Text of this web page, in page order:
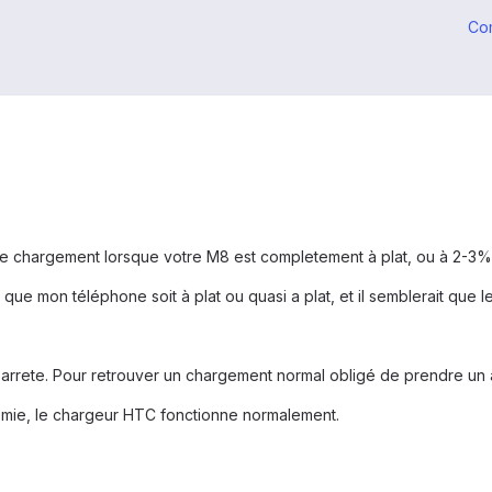
chargement lorsque votre M8 est completement à plat, ou à 2-
mon téléphone soit à plat ou quasi a plat, et il semblerait que
Pour retrouver un chargement normal obligé de prendre
le chargeur HTC fonctionne normalement.